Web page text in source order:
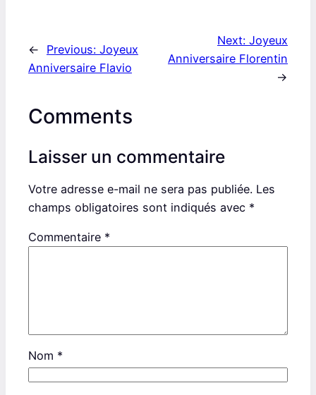
← Previous: Joyeux
Anniversaire Flavio
Next: Joyeux
Anniversaire Florentin
→
Comments
Laisser un commentaire
Votre adresse e-mail ne sera pas publiée. Les
champs obligatoires sont indiqués avec *
Commentaire *
Nom *